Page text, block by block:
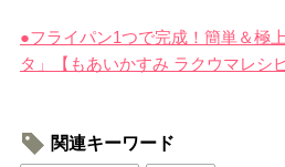
●フライパン1つで完成！簡単＆極
タ」【もあいかすみ ラクウマレシピ
関連キーワード